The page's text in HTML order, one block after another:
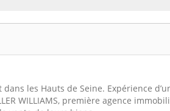
les Hauts de Seine. Expérience
WILLIAMS, première agence